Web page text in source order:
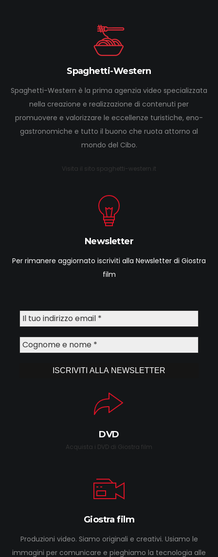
Spaghetti-Western
Spaghetti-Western è la prima agenzia video specializzata
nella creazione e realizzazione di contenuti per
promuovere e valorizzare le eccellenze turistiche, eno-
gastronomiche e tutto il buono che ruota attorno al
mondo del Cibo.
Visita il sito spaghetti-western.it
Newsletter
Per rimanere aggiornato iscriviti alla Newsletter di Giostra
film
DVD
Acquista i DVD di Giostra film
Giostra film
Produzioni video. Siamo originali e creativi. Usiamo le
immagini per comunicare e pieghiamo la tecnologia alle